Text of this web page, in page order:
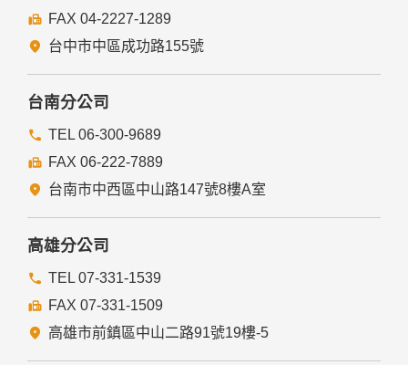
揭露您的個人資料是為了辨識、聯絡或採取法律行動所必要
者。
本網站委託廠商協助蒐集、處理或利用您的個人資料時，將對
委外廠商或個人善盡監督管理之責。
六、Cookie之使用
為了提供您最佳的服務，本網站會在您的電腦中放置並取用我
們的Cookie，若您不願接受Cookie的寫入，您可在您使用的
瀏覽器功能項中設定隱私權等級為高，即可拒絕Cookie的寫
七、隱私權保護政策之修正
款將刊登於網站上。
FAX 04-2227-1289
台中市中區成功路155號
台南分公司
TEL 06-300-9689
FAX 06-222-7889
台南市中西區中山路147號8樓A室
高雄分公司
TEL 07-331-1539
FAX 07-331-1509
高雄市前鎮區中山二路91號19樓-5